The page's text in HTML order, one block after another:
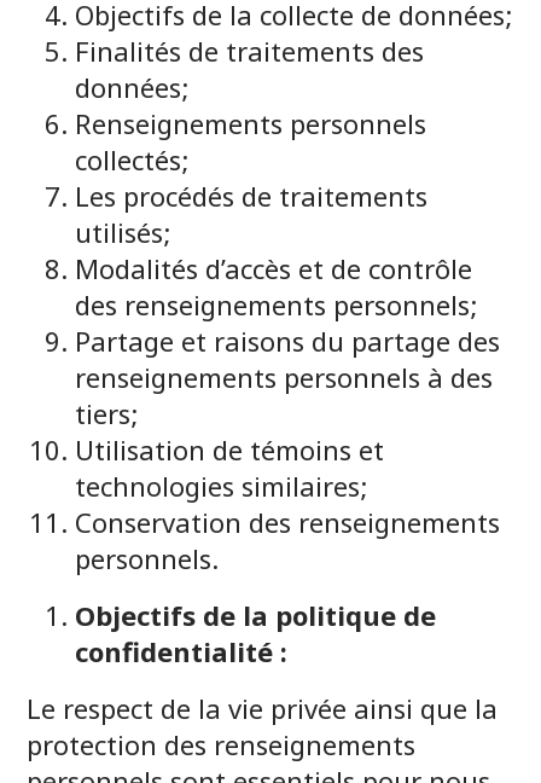
Objectifs de la collecte de données;
Finalités de traitements des
données;
Renseignements personnels
collectés;
Les procédés de traitements
utilisés;
Modalités d’accès et de contrôle
des renseignements personnels;
Partage et raisons du partage des
renseignements personnels à des
tiers;
Utilisation de témoins et
technologies similaires;
Conservation des renseignements
personnels.
Objectifs de la politique de
confidentialité :
Le respect de la vie privée ainsi que la
protection des renseignements